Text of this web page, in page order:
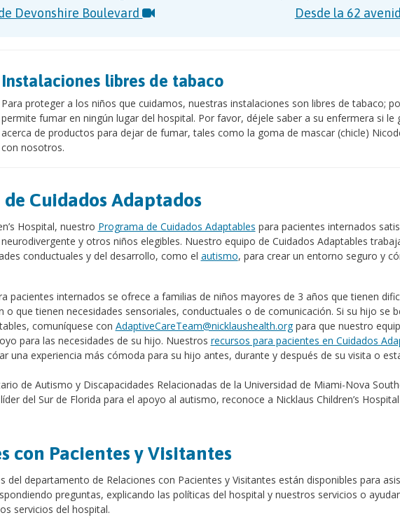
Devonshire Boulevard
Desde la 62
Instalaciones libres de tabaco
Para proteger a los niños que cuidamos, nuestras instalaciones son libres de tabaco;
permite fumar en ningún lugar del hospital. Por favor, déjele saber a su enfermera si le
acerca de productos para dejar de fumar, tales como la goma de mascar (chicle)
con nosotros.
Cuidados Adaptados
Hospital, nuestro Programa de Cuidados Adaptables para pacientes internados
y otros niños elegibles. Nuestro equipo de Cuidados Adaptables
conductuales y del desarrollo, como el autismo, para crear un entorno seguro y
pacientes internados se ofrece a familias de niños mayores de 3 años que tienen
o que tienen necesidades sensoriales, conductuales o de comunicación. Si su hijo se
comuníquese con AdaptiveCareTeam@nicklaushealth.orgpara que nuestro
para las necesidades de su hijo. Nuestros recursos para pacientes en Cuidados
una experiencia más cómoda para su hijo antes, durante y después de su visita o
de Autismo y Discapacidades Relacionadas de la Universidad de Miami-Nova
del Sur de Florida para el apoyo al autismo, reconoce a Nicklaus Children’s
con Pacientes y Visitantes
del departamento de Relaciones con Pacientes y Visitantes están disponibles para
preguntas, explicando las políticas del hospital y nuestros servicios o
servicios del hospital.